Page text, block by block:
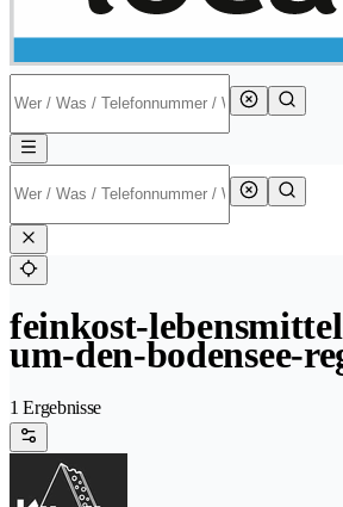
feinkost-
um-den-bodensee-
1 Ergebnisse